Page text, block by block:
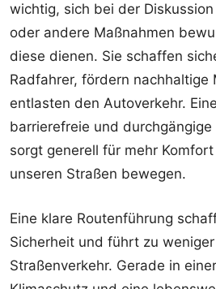
wichtig, sich bei der
oder andere Maßnahmen
diese dienen. Sie schaffen
Radfahrer, fördern nachhaltige
entlasten den Autoverkehr.
barrierefreie und
sorgt generell für mehr
unseren Straßen bewegen.
Eine klare Routenführung
Sicherheit und führt zu
Straßenverkehr. Gerade in